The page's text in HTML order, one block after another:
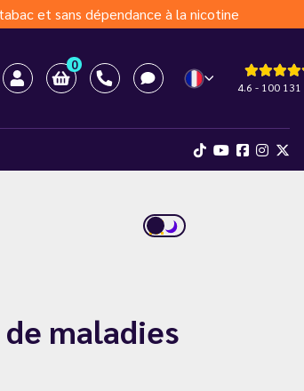
et sans dépendance à la nicotine
0
4.6 - 100 131
maladies